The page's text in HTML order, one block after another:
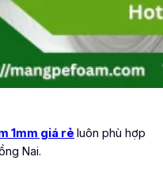
1mm giá rẻ luôn phù hợp
Nai.